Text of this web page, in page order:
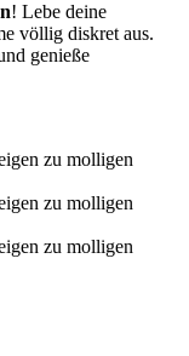
! Lebe deine
völlig diskret aus.
genieße